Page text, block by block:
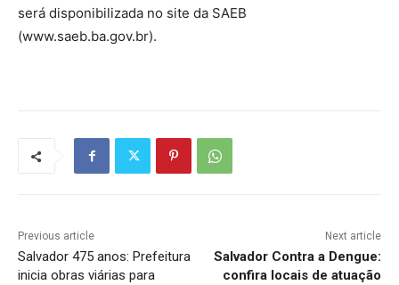
será disponibilizada no site da SAEB
(www.saeb.ba.gov.br).
Previous article
Salvador 475 anos: Prefeitura
inicia obras viárias para
Next article
Salvador Contra a Dengue:
confira locais de atuação